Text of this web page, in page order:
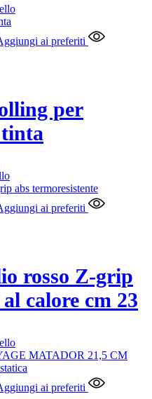
ai preferiti
per
ai preferiti
rosso Z-grip
calore cm 23
ai preferiti